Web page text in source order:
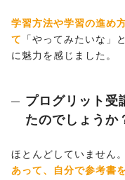
学習方法や学習の進め
て
「やってみたいな」
に魅力を感じました。
プログリット受
たのでしょうか
ほとんどしていません。
あって、自分で参考書